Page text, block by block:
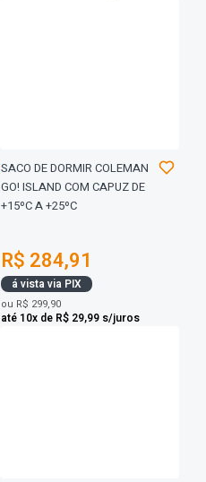
SACO DE DORMIR COLEMAN
GO! ISLAND COM CAPUZ DE
+15ºC A +25ºC
R$ 284,91
á vista via PIX
ou R$ 299,90
até 10x de R$ 29,99 s/juros